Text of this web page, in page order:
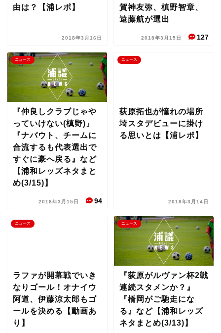
由は？【浦レポ】
2018年3月16日
賀神友弥、槙野智章、
遠藤航が選出
2018年3月15日 127
ニュース
『仲良しクラブじゃや
っていけない(槙野)』
『ナバウト、チームに
合流するも代表選出で
すぐに豪へ戻る』など
【浦和レッズネタまと
め(3/15)】
2018年3月15日 94
ニュース
荻原拓也が憧れの場所
埼スタデビューに掛け
る思いとは【浦レポ】
2018年3月14日
ニュース
ラファが開幕戦でいき
なりゴール！オナイウ
阿道、伊藤涼太郎もゴ
ールを決める【動画あ
り】
ニュース
『荻原がルヴァン杯2戦
連続スタメンか？』
『橋岡がご馳走にな
る』など【浦和レッズ
ネタまとめ(3/13)】